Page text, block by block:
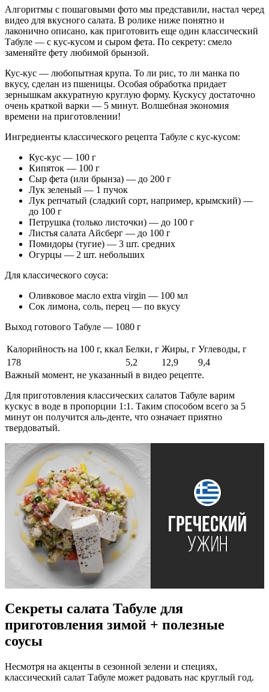
Алгоритмы с пошаговыми фото мы представили, настал черед
видео для вкусного салата. В ролике ниже понятно и
лаконично описано, как приготовить еще один классический
Табуле — с кус-кусом и сыром фета. По секрету: смело
заменяйте фету любимой брынзой.
Кус-кус — любопытная крупа. То ли рис, то ли манка по
вкусу, сделан из пшеницы. Особая обработка придает
зернышкам аккуратную круглую форму. Кускусу достаточно
очень краткой варки — 5 минут. Волшебная экономия
времени на приготовлении!
Ингредиенты классического рецепта Табуле с кус-кусом:
Кус-кус — 100 г
Кипяток — 100 г
Сыр фета (или брынза) — до 200 г
Лук зеленый — 1 пучок
Лук репчатый (сладкий сорт, например, крымский) —
до 100 г
Петрушка (только листочки) — до 100 г
Листья салата Айсберг — до 100 г
Помидоры (тугие) — 3 шт. средних
Огурцы — 2 шт. небольших
Для классического соуса:
Оливковое масло extra virgin — 100 мл
Сок лимона, соль, перец — по вкусу
Выход готового Табуле — 1080 г
Калорийность на 100 г, ккал Белки, г Жиры, г Углеводы, г
178
5,2 12,9
9,4
Важный момент, не указанный в видео рецепте.
Для приготовления классических салатов Табуле варим
кускус в воде в пропорции 1:1. Таким способом всего за 5
минут он получится аль-денте, что означает приятно
твердоватый.
Секреты салата Табуле для
приготовления зимой + полезные
соусы
Несмотря на акценты в сезонной зелени и специях,
классический салат Табуле может радовать нас круглый год.